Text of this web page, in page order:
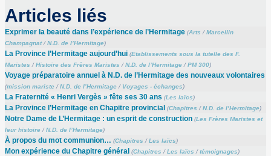
Articles liés
Exprimer la beauté dans l’expérience de l’Hermitage (Arts /Marcellin
Champagnat/N.D. de l’Hermitage)
La Province l’Hermitage aujourd’hui (Etablissements sous la tutelle des F.
Maristes /Histoire des Frères Maristes /N.D. de l’Hermitage/PM 300)
Voyage préparatoire annuel à N.D. de l’Hermitage des nouveaux volontaires
(mission mariste/N.D. de l’Hermitage/ Voyages - échanges)
La Fraternité « Henri Vergès » fête ses 30 ans (Les laïcs)
La Province l’Hermitage en Chapitre provincial (Chapitres /N.D. de l’Hermitage)
Notre Dame de L’Hermitage : un esprit de construction (Les Frères Maristes et
leur histoire/N.D. de l’Hermitage)
À propos du mot communion… (Chapitres /Les laïcs)
Mon expérience du Chapitre général (Chapitres /Les laïcs /témoignages)